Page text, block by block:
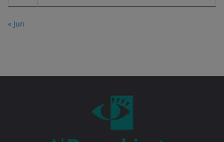
« Jun